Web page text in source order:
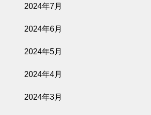
2024年7月
2024年6月
2024年5月
2024年4月
2024年3月